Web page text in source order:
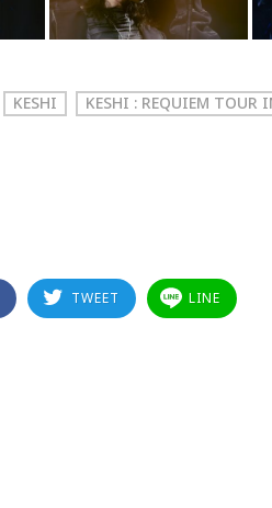
KESHI KESHI : REQUIEM TOUR
TWEET LINE